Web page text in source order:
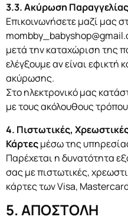
3.3. Ακύρωση Παραγγελίας
Επικοινωνήσετε μαζί μας
μετά την καταχώριση της
ελέγξουμε αν είναι εφικτή
ακύρωσης.
Στο ηλεκτρονικό μας
με τους ακόλουθους
4. Πιστωτικές,
Κάρτεςμέσω της
Παρέχεται η δυνατότητα
σας με πιστωτικές,
κάρτες των Visa,
5. ΑΠΟΣΤΟΛΗ